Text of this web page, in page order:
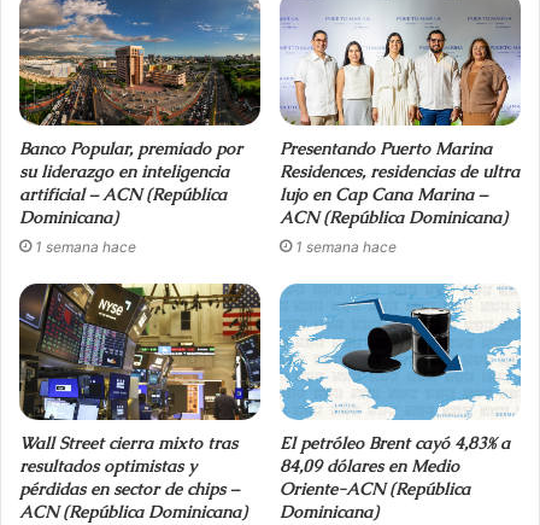
Banco Popular, premiado por
su liderazgo en inteligencia
artificial – ACN (República
Dominicana)
1 semana hace
Presentando Puerto Marina
Residences, residencias de ultra
lujo en Cap Cana Marina –
ACN (República Dominicana)
1 semana hace
Wall Street cierra mixto tras
resultados optimistas y
pérdidas en sector de chips –
ACN (República Dominicana)
El petróleo Brent cayó 4,83% a
84,09 dólares en Medio
Oriente-ACN (República
Dominicana)